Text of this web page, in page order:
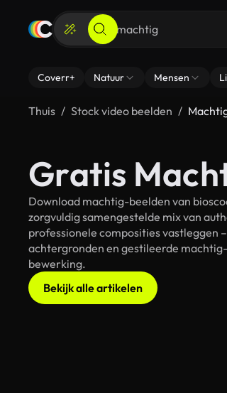
Coverr+ Natuur Mensen
Thuis Stock video beelden
Gratis
Download machtig-beelden van
zorgvuldig samengestelde mix van
professionele composities vastleggen
achtergronden en gestileerde
bewerking.
Bekijk alle artikelen